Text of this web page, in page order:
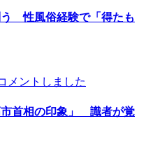
う 性風俗経験で「得たも
メントしました
首相の印象」 識者が覚